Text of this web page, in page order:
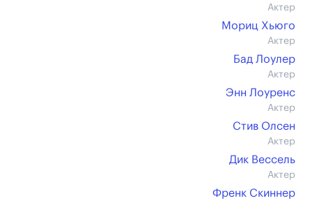
Актер
Мориц Хьюго
Актер
Бад Лоулер
Актер
Энн Лоуренс
Актер
Стив Олсен
Актер
Дик Вессель
Актер
Френк Скиннер